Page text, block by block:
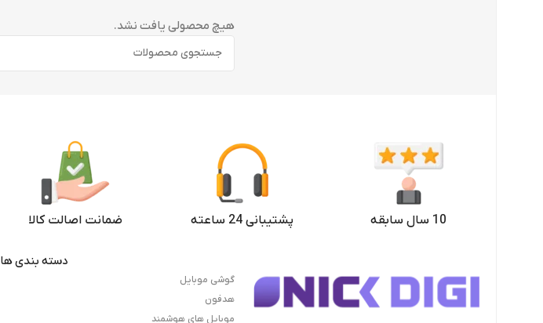
هیچ محصولی یافت نشد.
10 سال سابقه پشتیبانی 24 ساعته ضمانت اصالت کالا
دسته بندی ها
گوشی موبایل
هدفون
موبایل های هوشمند